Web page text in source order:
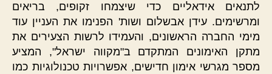
לתנאים אידאליים כדי שיצמחו זקופים, בריאים
ומרשימים. עידן אבשלום ושות' הפנימו את העניין עוד
מימי החברה הראשונים, והעמידו לרשות הצעירים את
מתקן האימונים המתקדם ב"מקווה ישראל", המציע
מספר מגרשי אימון חדישים, אפשרויות טכנולוגיות כמו